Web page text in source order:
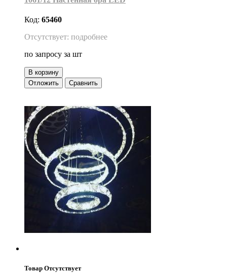
Код: 65460
Отсутствует: подробнее
по запросу за шт
В корзину
Отложить
Сравнить
Товар Отсутствует